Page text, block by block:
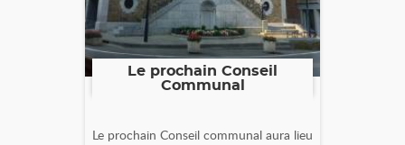
Le prochain Conseil
Communal
Le prochain Conseil communal aura lieu